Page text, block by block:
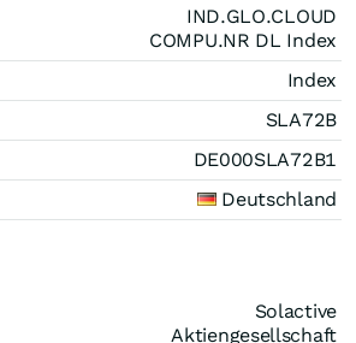
IND.GLO.CLOUD
COMPU.NR DL Index
Index
SLA72B
DE000SLA72B1
Deutschland
Solactive
Aktiengesellschaft